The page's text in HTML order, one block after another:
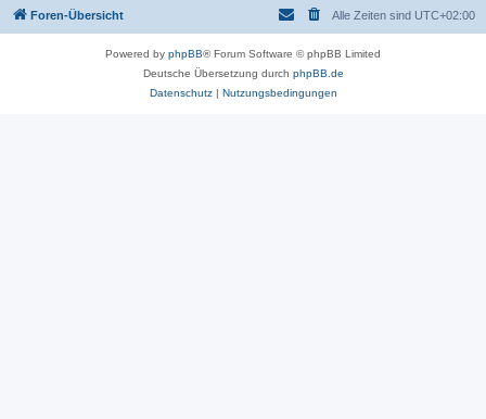
Foren-Übersicht Alle Zeiten sind UTC+02:00
Powered by phpBB® Forum Software © phpBB Limited
Deutsche Übersetzung durch phpBB.de
Datenschutz| Nutzungsbedingungen